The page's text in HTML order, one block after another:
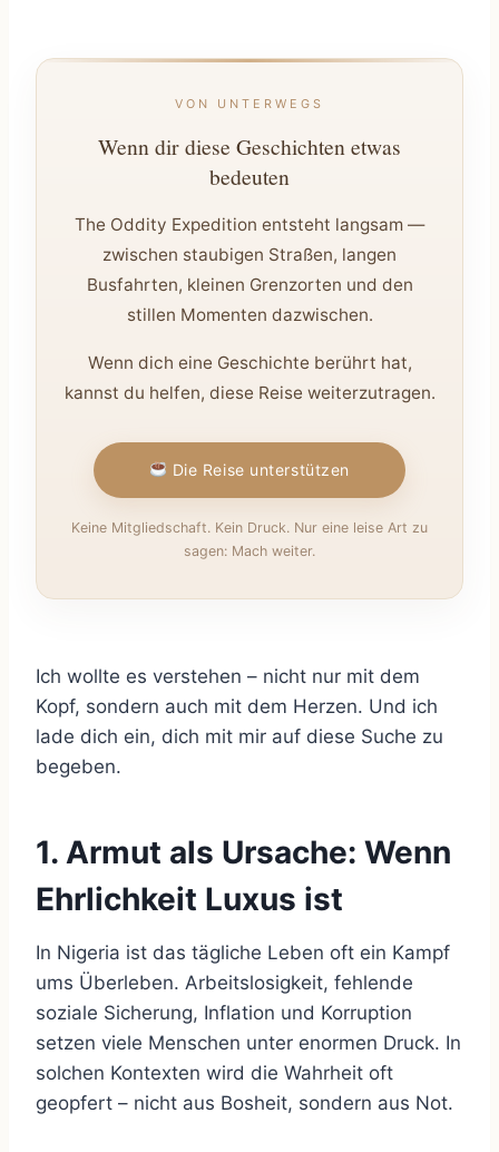
VON UNTERWEGS
Wenn dir diese Geschichten etwas
bedeuten
The Oddity Expedition entsteht langsam —
zwischen staubigen Straßen, langen
Busfahrten, kleinen Grenzorten und den
stillen Momenten dazwischen.
Wenn dich eine Geschichte berührt hat,
kannst du helfen, diese Reise weiterzutragen.
Die Reise unterstützen
Keine Mitgliedschaft. Kein Druck. Nur eine leise Art zu
sagen: Mach weiter.
Ich wollte es verstehen – nicht nur mit dem
Kopf, sondern auch mit dem Herzen. Und ich
lade dich ein, dich mit mir auf diese Suche zu
begeben.
1. Armut als Ursache: Wenn
Ehrlichkeit Luxus ist
In Nigeria ist das tägliche Leben oft ein Kampf
ums Überleben. Arbeitslosigkeit, fehlende
soziale Sicherung, Inflation und Korruption
setzen viele Menschen unter enormen Druck. In
solchen Kontexten wird die Wahrheit oft
geopfert – nicht aus Bosheit, sondern aus Not.